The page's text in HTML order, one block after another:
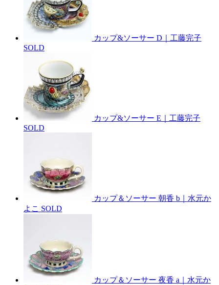
カップ&ソーサー D｜工藤完子
SOLD
カップ&ソーサー E｜工藤完子
SOLD
カップ＆ソーサー 朝香 b｜水元か
よこ SOLD
カップ＆ソーサー 夜香 a｜水元か